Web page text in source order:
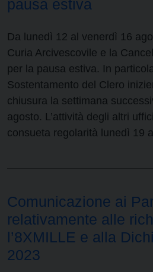
pausa estiva
Da lunedì 12 al venerdì 16
Curia Arcivescovile e la
per la pausa estiva. In
Sostentamento del Clero
chiusura la settimana
agosto. L’attività degli altri
consueta regolarità lunedì 19
Comunicazione ai
relativamente alle
l’8XMILLE e alla
2023